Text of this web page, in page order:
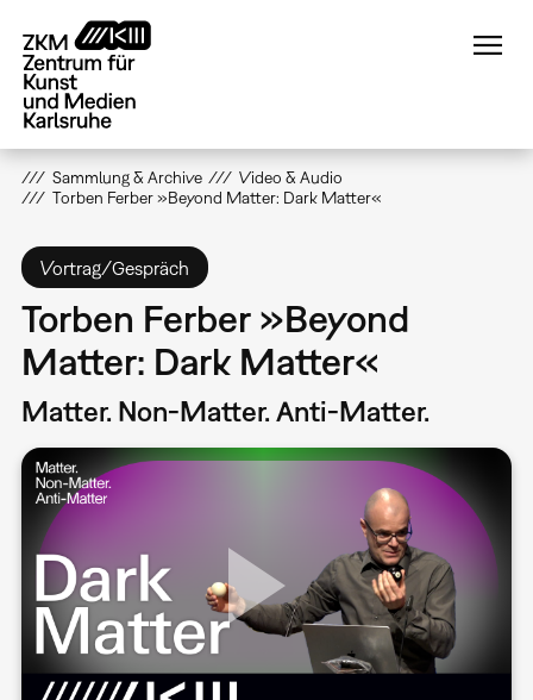
zum
Inhalt
Sammlung & Archive
Video & Audio
Torben Ferber »Beyond Matter: Dark Matter«
Vortrag/Gespräch
Torben Ferber »Beyond
Matter: Dark Matter«
Matter. Non-Matter. Anti-Matter.